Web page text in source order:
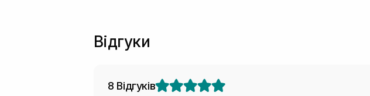
Відгуки
8 Відгуків